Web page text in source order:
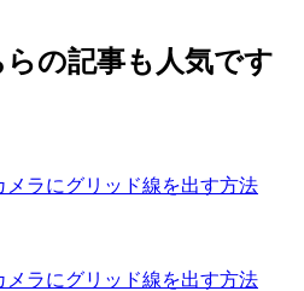
ラにグリッド線を出す方法
ラにグリッド線を出す方法